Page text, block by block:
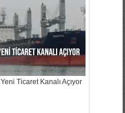
Yeni Ticaret Kanalı Açıyor